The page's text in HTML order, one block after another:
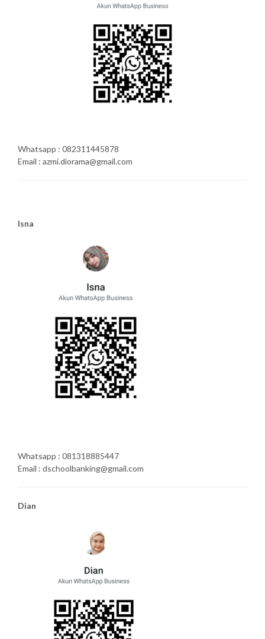
Whatsapp : 082311445878
Email : azmi.diorama@gmail.com
Isna
Whatsapp : 081318885447
Email : dschoolbanking@gmail.com
Dian